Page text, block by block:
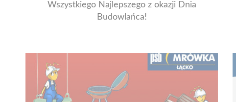
Wszystkiego Najlepszego z okazji Dnia
Budowlańca!